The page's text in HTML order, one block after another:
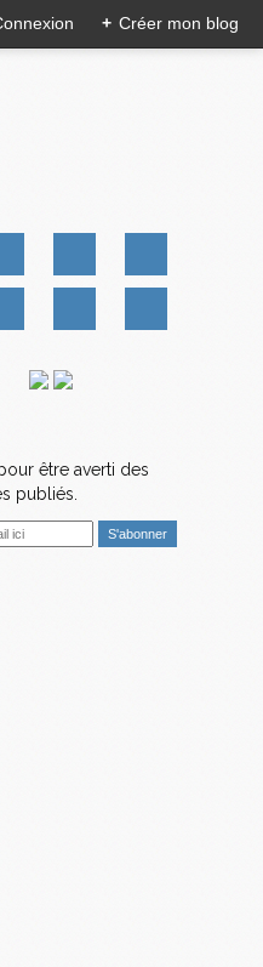
+ Créer mon blog
être averti des
publiés.